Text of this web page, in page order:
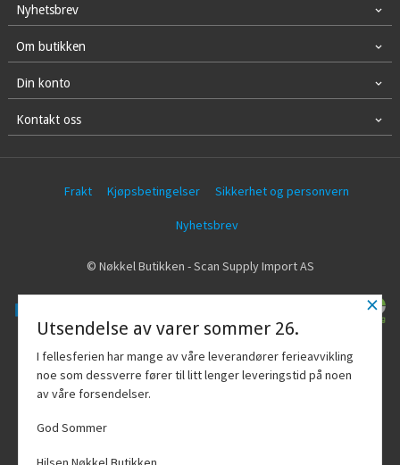
Nyhetsbrev
Om butikken
Din konto
Kontakt oss
Frakt Kjøpsbetingelser Sikkerhet og personvern
Nyhetsbrev
© Nøkkel Butikken - Scan Supply Import AS
Vår nettbutikk bruker cookies slik at du
får en bedre kjøpsopplevelse og vi kan
yte deg bedre service. Vi bruker cookies
hovedsaklig til å lagre
×
Utsendelse av varer sommer 26.
I fellesferien har mange av våre leverandører ferieavvikling
noe som dessverre fører til litt lenger leveringstid på noen
av våre forsendelser.
God Sommer